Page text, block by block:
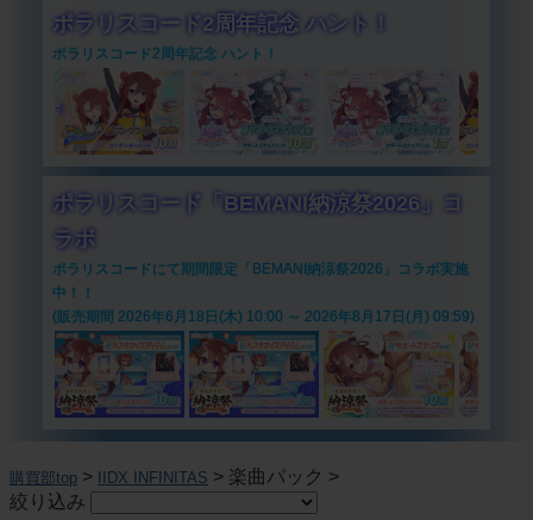
ポラリスコード2周年記念 ハント！
ポラリスコード2周年記念 ハント！
ポラリスコード「BEMANI納涼祭2026」コ
ラボ
ポラリスコードにて期間限定「BEMANI納涼祭2026」コラボ実施
中！！
(販売期間 2026年6月18日(木) 10:00 ～ 2026年8月17日(月) 09:59)
購買部top > IIDX INFINITAS > 楽曲パック >
絞り込み